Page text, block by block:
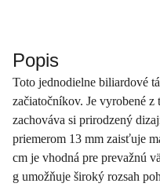
Popis
Toto jednodielne biliardové
začiatočníkov. Je vyrobené z
zachováva si prirodzený
priemerom 13 mm zaisťuje
cm je vhodná pre prevažnú
g umožňuje široký rozsah